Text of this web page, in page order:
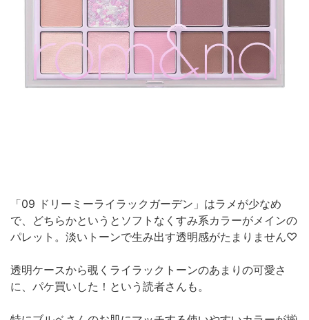
「09 ドリーミーライラックガーデン」はラメが少なめ
で、どちらかというとソフトなくすみ系カラーがメインの
パレット。淡いトーンで生み出す透明感がたまりません♡
透明ケースから覗くライラックトーンのあまりの可愛さ
に、パケ買いした！という読者さんも。